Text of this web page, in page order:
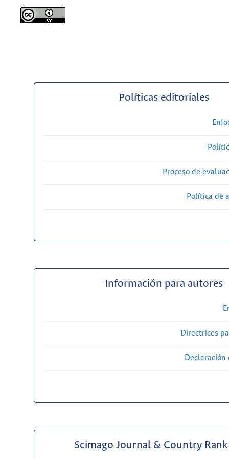
Políticas editoriales
Proceso de
Política de
Información para autores
Directrices
Scimago Journal & Country Rank